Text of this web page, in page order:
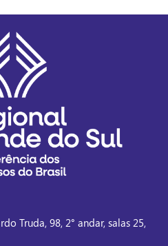
Truda, 98, 2° andar, salas 25,